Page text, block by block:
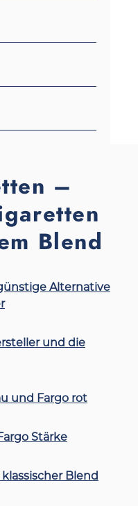
–
Blend
Alternative
und die
und Fargo rot
Stärke
Blend